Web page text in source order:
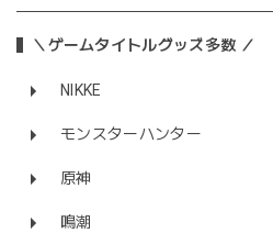
＼ゲームタイトルグッズ多数 ／
NIKKE
モンスターハンター
原神
鳴潮